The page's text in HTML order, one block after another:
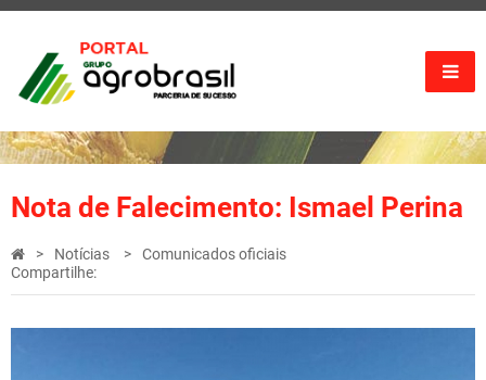
Nota de Falecimento: Ismael Perina
Notícias
Comunicados oficiais
Compartilhe: